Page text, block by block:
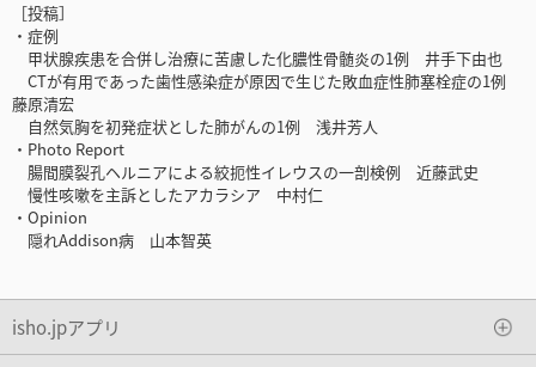
［投稿］
・症例
甲状腺疾患を合併し治療に苦慮した化膿性骨髄炎の1例 井手下由也
CTが有用であった歯性感染症が原因で生じた敗血症性肺塞栓症の1例
藤原清宏
自然気胸を初発症状とした肺がんの1例 浅井芳人
・Photo Report
腸間膜裂孔ヘルニアによる絞扼性イレウスの一剖検例 近藤武史
慢性咳嗽を主訴としたアカラシア 中村仁
・Opinion
隠れAddison病 山本智英
isho.jpアプリ